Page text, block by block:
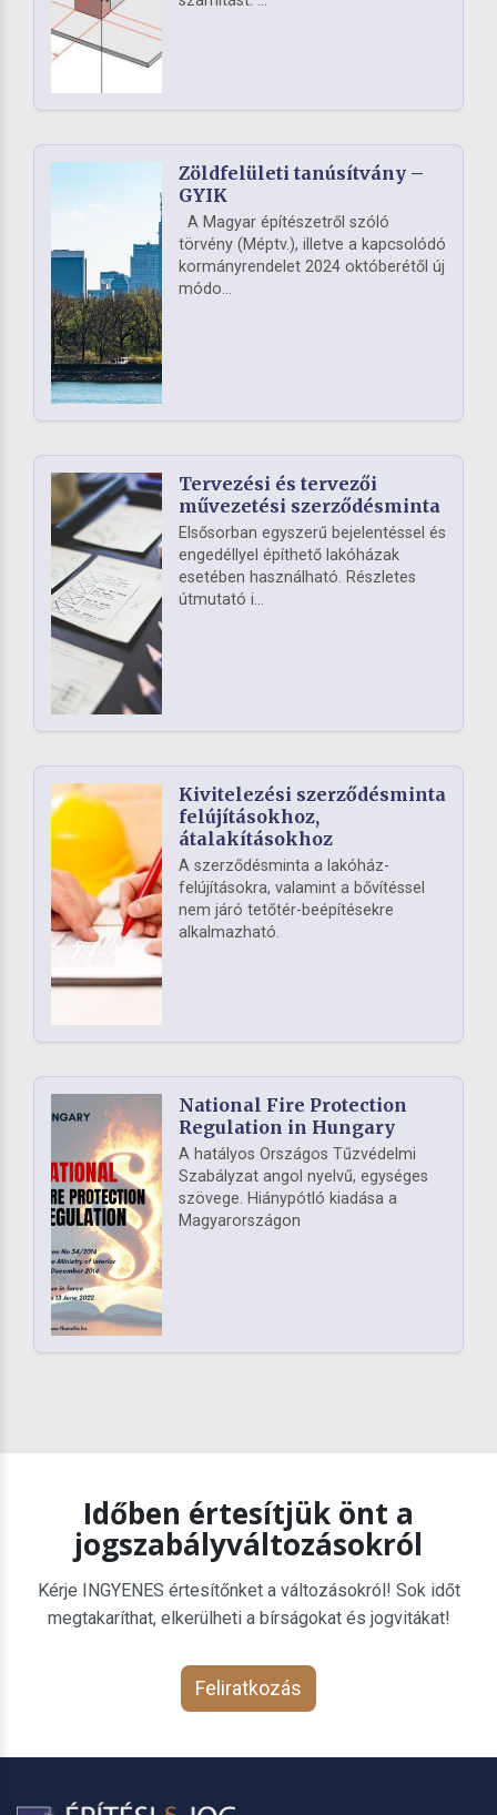
Zöldfelületi tanúsítvány –
GYIK
A Magyar építészetről szóló
törvény (Méptv.), illetve a kapcsolódó
kormányrendelet 2024 októberétől új
módo...
Tervezési és tervezői
művezetési szerződésminta
Elsősorban egyszerű bejelentéssel és
engedéllyel építhető lakóházak
esetében használható. Részletes
útmutató i...
Kivitelezési szerződésminta
felújításokhoz,
átalakításokhoz
A szerződésminta a lakóház-
felújításokra, valamint a bővítéssel
nem járó tetőtér-beépítésekre
alkalmazható.
National Fire Protection
Regulation in Hungary
A hatályos Országos Tűzvédelmi
Szabályzat angol nyelvű, egységes
szövege. Hiánypótló kiadása a
Magyarországon
Időben értesítjük önt a
jogszabályváltozásokról
Kérje INGYENES értesítőnket a változásokról! Sok időt
megtakaríthat, elkerülheti a bírságokat és jogvitákat!
Feliratkozás